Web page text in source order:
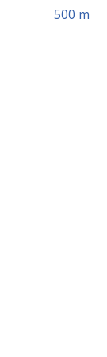
500 m